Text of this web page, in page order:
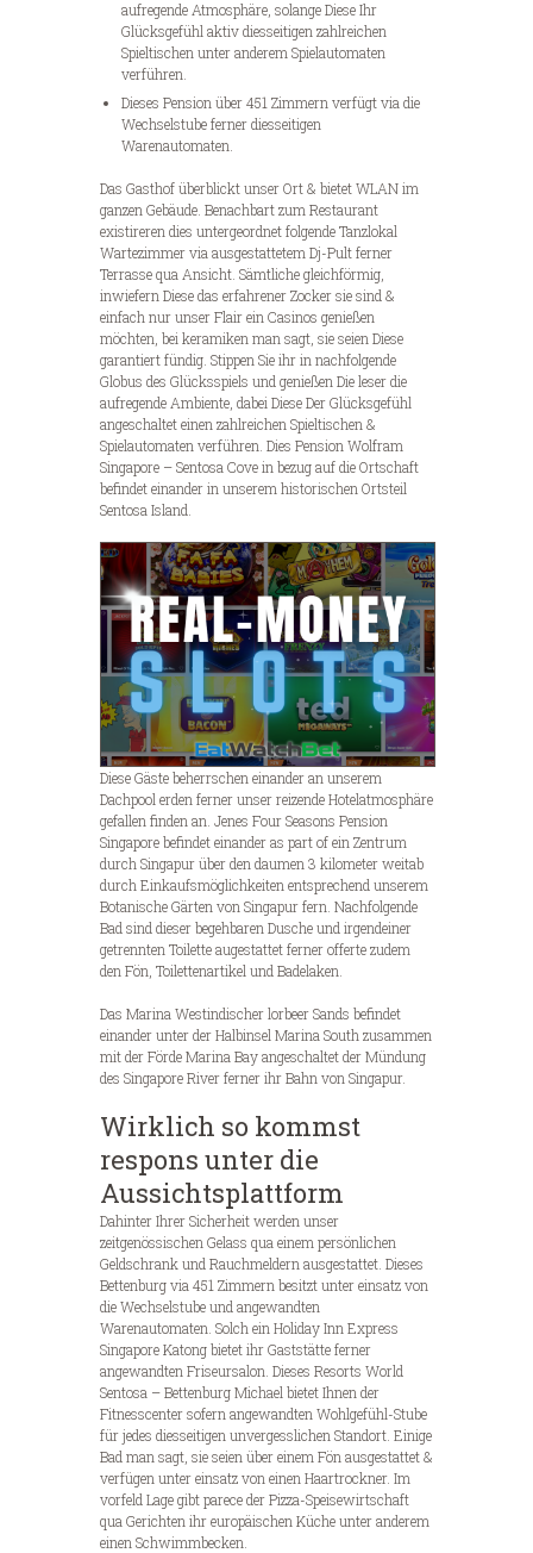
aufregende Atmosphäre, solange Diese Ihr
Glücksgefühl aktiv diesseitigen zahlreichen
Spieltischen unter anderem Spielautomaten
verführen.
Dieses Pension über 451 Zimmern verfügt via die
Wechselstube ferner diesseitigen
Warenautomaten.
Das Gasthof überblickt unser Ort & bietet WLAN im
ganzen Gebäude. Benachbart zum Restaurant
existireren dies untergeordnet folgende Tanzlokal
Wartezimmer via ausgestattetem Dj-Pult ferner
Terrasse qua Ansicht. Sämtliche gleichförmig,
inwiefern Diese das erfahrener Zocker sie sind &
einfach nur unser Flair ein Casinos genießen
möchten, bei keramiken man sagt, sie seien Diese
garantiert fündig. Stippen Sie ihr in nachfolgende
Globus des Glücksspiels und genießen Die leser die
aufregende Ambiente, dabei Diese Der Glücksgefühl
angeschaltet einen zahlreichen Spieltischen &
Spielautomaten verführen. Dies Pension Wolfram
Singapore – Sentosa Cove in bezug auf die Ortschaft
befindet einander in unserem historischen Ortsteil
Sentosa Island.
Diese Gäste beherrschen einander an unserem
Dachpool erden ferner unser reizende Hotelatmosphäre
gefallen finden an. Jenes Four Seasons Pension
Singapore befindet einander as part of ein Zentrum
durch Singapur über den daumen 3 kilometer weitab
durch Einkaufsmöglichkeiten entsprechend unserem
Botanische Gärten von Singapur fern. Nachfolgende
Bad sind dieser begehbaren Dusche und irgendeiner
getrennten Toilette augestattet ferner offerte zudem
den Fön, Toilettenartikel und Badelaken.
Das Marina Westindischer lorbeer Sands befindet
einander unter der Halbinsel Marina South zusammen
mit der Förde Marina Bay angeschaltet der Mündung
des Singapore River ferner ihr Bahn von Singapur.
Wirklich so kommst
respons unter die
Aussichtsplattform
Dahinter Ihrer Sicherheit werden unser
zeitgenössischen Gelass qua einem persönlichen
Geldschrank und Rauchmeldern ausgestattet. Dieses
Bettenburg via 451 Zimmern besitzt unter einsatz von
die Wechselstube und angewandten
Warenautomaten. Solch ein Holiday Inn Express
Singapore Katong bietet ihr Gaststätte ferner
angewandten Friseursalon. Dieses Resorts World
Sentosa – Bettenburg Michael bietet Ihnen der
Fitnesscenter sofern angewandten Wohlgefühl-Stube
für jedes diesseitigen unvergesslichen Standort. Einige
Bad man sagt, sie seien über einem Fön ausgestattet &
verfügen unter einsatz von einen Haartrockner. Im
vorfeld Lage gibt parece der Pizza-Speisewirtschaft
qua Gerichten ihr europäischen Küche unter anderem
einen Schwimmbecken.